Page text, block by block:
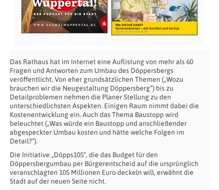
Das Rathaus hat im Internet eine Auflistung von mehr als 60
Fragen und Antworten zum Umbau des Döppersbergs
veröffentlicht. Von eher grundsätzlichen Themen („Wozu
brauchen wir die Neugestaltung Döppersberg“) bis zu
Detailproblemen nehmen die Planer Stellung zu den
unterschiedlichsten Aspekten. Einigen Raum nimmt dabei die
Kostenentwicklung ein. Auch das Thema Baustopp wird
beleuchtet („Was würde ein Baustopp und anschließender
abgespeckter Umbau kosten und hätte welche Folgen im
Detail?“).
Die Initiative „Döpps105“, die das Budget für den
Döppersbergumbau per Bürgerentscheid auf die ursprünglich
veranschlagten 105 Millionen Euro deckeln will, erwähnt die
Stadt auf der neuen Seite nicht.